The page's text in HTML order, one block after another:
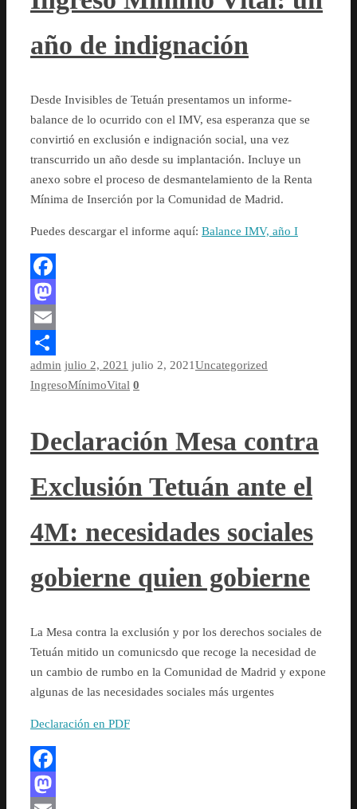
año de indignación
Desde Invisibles de Tetuán presentamos un informe-
balance de lo ocurrido con el IMV, esa esperanza que se
convirtió en exclusión e indignación social, una vez
transcurrido un año desde su implantación. Incluye un
anexo sobre el proceso de desmantelamiento de la Renta
Mínima de Inserción por la Comunidad de Madrid.
Puedes descargar el informe aquí: Balance IMV, año I
Facebook
Mastodon
Email
Compartir
admin julio 2, 2021 julio 2, 2021Uncategorized
IngresoMínimoVital 0
Declaración Mesa contra
Exclusión Tetuán ante el
4M: necesidades sociales
gobierne quien gobierne
La Mesa contra la exclusión y por los derechos sociales de
Tetuán mitido un comunicsdo que recoge la necesidad de
un cambio de rumbo en la Comunidad de Madrid y expone
algunas de las necesidades sociales más urgentes
Declaración en PDF
Facebook